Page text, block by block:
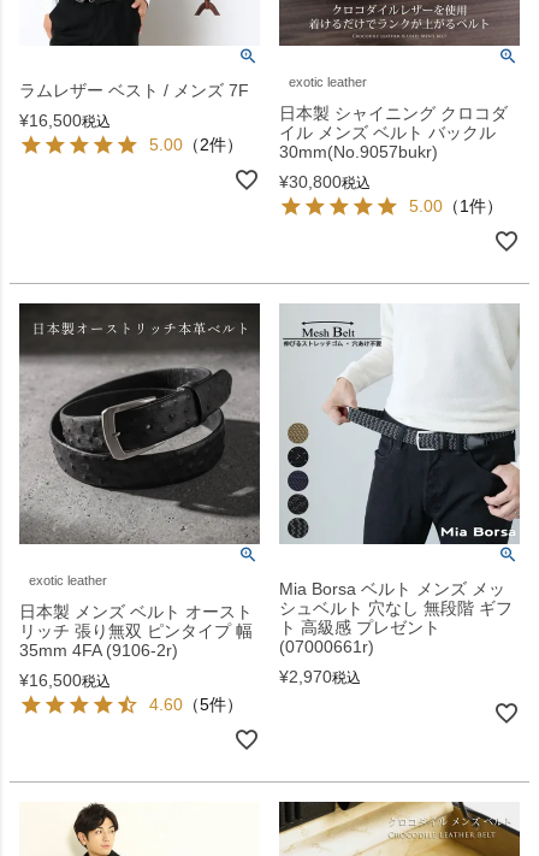
ラムレザー ベスト / メンズ 7F
¥16,500税込
5.00 （2件）
exotic leather
日本製 シャイニング クロコダ
イル メンズ ベルト バックル
30mm(No.9057bukr)
¥30,800税込
5.00 （1件）
exotic leather
日本製 メンズ ベルト オースト
リッチ 張り無双 ピンタイプ 幅
35mm 4FA (9106-2r)
¥16,500税込
4.60 （5件）
Mia Borsa ベルト メンズ メッ
シュベルト 穴なし 無段階 ギフ
ト 高級感 プレゼント
(07000661r)
¥2,970税込